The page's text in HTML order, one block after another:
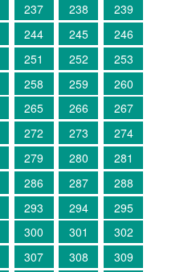
237 238
239
244 245
246
251 252
253
258 259
260
265 266
267
272 273
274
279 280
281
286 287
288
293 294
295
300 301
302
307 308
309